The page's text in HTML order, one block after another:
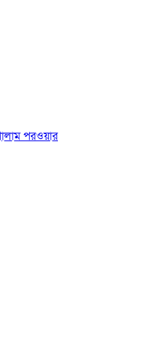
পরওয়ার